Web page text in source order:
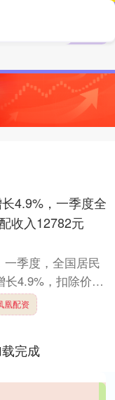
4.9%，一季度全
收入12782元
季度，全国居民
长4.9%，扣除价格
居民人均可....
凰配资
完成